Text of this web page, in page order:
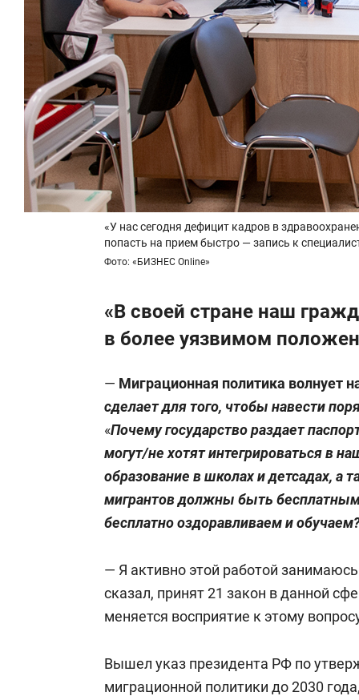
«У нас сегодня дефицит кадров в
попасть на прием быстро — запись к
Фото: «БИЗНЕС Online»
«В своей стране наш
в более уязвимом
— Миграционная политика волнует
сделает для того, чтобы навести
«Почему государство раздает
могут/не хотят интегрироваться в
образование в школах и детсадах, а
мигрантов должны быть
бесплатно оздоравливаем и
— Я активно этой работой
сказал, принят 21 закон в данной
меняется восприятие к этому
Вышел указ президента РФ по
миграционной политики до 2030